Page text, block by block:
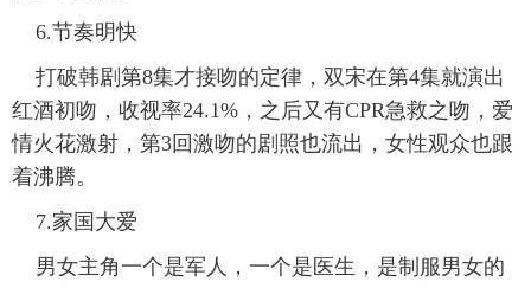
6.节奏明快
打破韩剧第8集才接吻的定律，双宋在第4集就演出
红酒初吻，收视率24.1%，之后又有CPR急救之吻，爱
情火花激射，第3回激吻的剧照也流出，女性观众也跟
着沸腾。
7.家国大爱
男女主角一个是军人，一个是医生，是制服男女的